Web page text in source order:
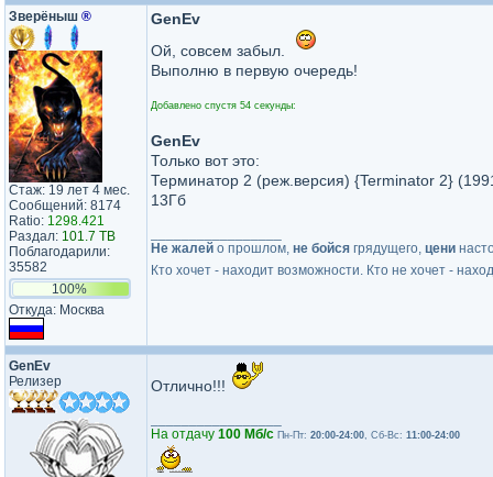
Зверёныш ®
Стаж: 19 лет 4 мес.
Сообщений: 8174
Ratio: 1298.421
Раздал: 101.7 TB
Поблагодарили:
35582
100%
Откуда: Москва
GenEv
Ой, совсем забыл.
Выполню в первую очередь!
Добавлено спустя 54 секунды:
GenEv
Только вот это:
Терминатор 2 (реж.версия) {Terminator 2}
13Гб
Не жалей о прошлом, не бойся грядущего, цени
Кто хочет - находит возможности. Кто не хочет -
GenEv
Релизер
Отлично!!!
На отдачу 100 Мб/с Пн-Пт: 20:00-24:00, Сб-Вс: 11:00-24:00